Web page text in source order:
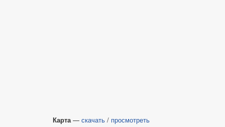
Карта — скачать / просмотреть